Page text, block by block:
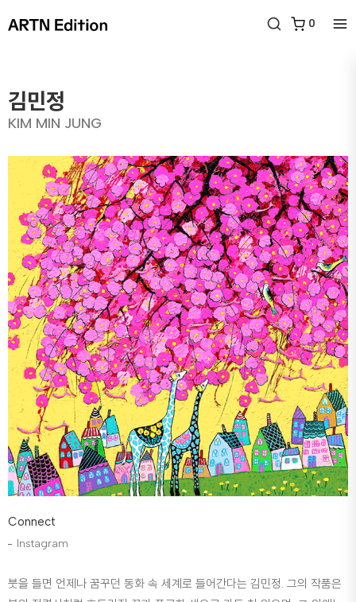
0
김민정
KIM MIN JUNG
Connect
Instagram
붓을 들면 언제나 꿈꾸던 동화 속 세계로 들어간다는 김민정. 그의 작품은